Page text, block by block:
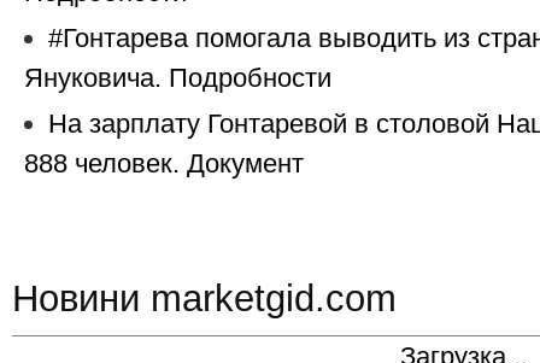
#Гонтарева помогала выводить из
Януковича. Подробности
На зарплату Гонтаревой в столовой
888 человек. Документ
Новини marketgid.com
Загрузка...